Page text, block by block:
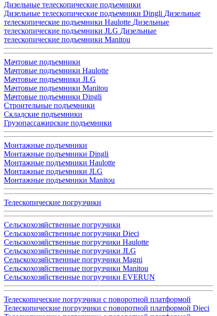
Дизельные телескопические подъемники
Дизельные телескопические подъемники Dingli Дизельные
телескопические подъемники Haulotte Дизельные
телескопические подъемники JLG Дизельные
телескопические подъемники Manitou
Мачтовые подъемники
Мачтовые подъемники Haulotte
Мачтовые подъемники JLG
Мачтовые подъемники Manitou
Мачтовые подъемники Dingli
Строительные подъемники
Складские подъемники
Грузопассажирские подъемники
Монтажные подъемники
Монтажные подъемники Dingli
Монтажные подъемники Haulotte
Монтажные подъемники JLG
Монтажные подъемники Manitou
Телескопические погрузчики
Сельскохозяйственные погрузчики
Сельскохозяйственные погрузчики Dieci
Сельскохозяйственные погрузчики Haulotte
Сельскохозяйственные погрузчики JLG
Сельскохозяйственные погрузчики Magni
Сельскохозяйственные погрузчики Manitou
Сельскохозяйственные погрузчики EVERUN
Телескопические погрузчики с поворотной платформой
Телескопические погрузчики с поворотной платформой Dieci